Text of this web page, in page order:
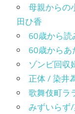
母親からの
田ひ香
60歳から
60歳からあ
ゾンビ回収
正体 / 染井
歌舞伎町ラ
みずいらず